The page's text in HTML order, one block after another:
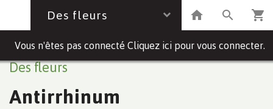
Des fleurs
Vous n'êtes pas connecté Cliquez ici pour vous connecter.
Des fleurs
Antirrhinum